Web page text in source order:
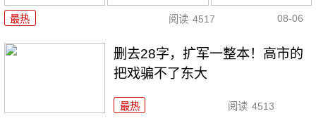
最热 阅读 4517 08-06
删去28字，扩军一整本！高市的
把戏骗不了东大
最热 阅读 4513